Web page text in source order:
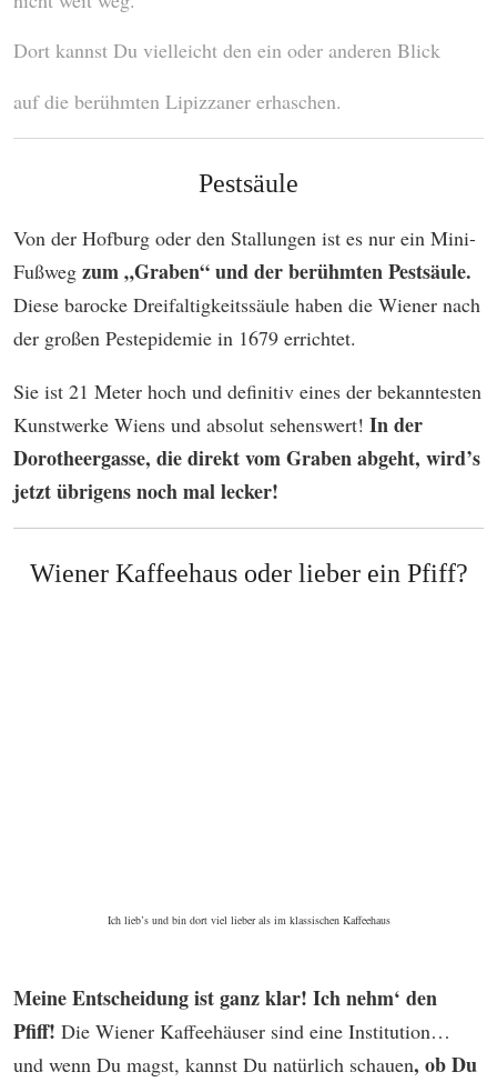
Dort kannst Du vielleicht den ein oder anderen Blick
auf die berühmten Lipizzaner erhaschen.
Pestsäule
Von der Hofburg oder den Stallungen ist es nur ein Mini-
Fußweg zum „Graben“ und der berühmten Pestsäule.
Diese barocke Dreifaltigkeitssäule haben die Wiener nach
der großen Pestepidemie in 1679 errichtet.
Sie ist 21 Meter hoch und definitiv eines der bekanntesten
Kunstwerke Wiens und absolut sehenswert! In der
Dorotheergasse, die direkt vom Graben abgeht, wird’s
jetzt übrigens noch mal lecker!
Wiener Kaffeehaus oder lieber ein Pfiff?
Ich lieb’s und bin dort viel lieber als im klassischen Kaffeehaus
Meine Entscheidung ist ganz klar! Ich nehm‘ den
Pfiff! Die Wiener Kaffeehäuser sind eine Institution…
und wenn Du magst, kannst Du natürlich schauen, ob Du